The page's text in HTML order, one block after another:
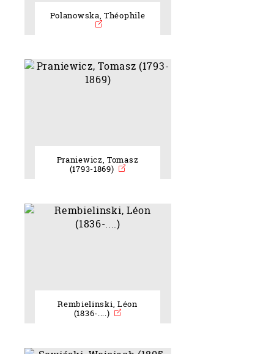
Polanowska, Théophile
Praniewicz, Tomasz
(1793-1869)
Rembielinski, Léon
(1836-....)